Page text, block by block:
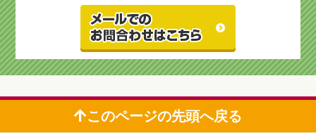
このページの先頭へ戻る